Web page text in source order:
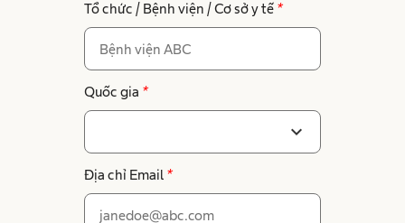
Tổ chức / Bệnh viện / Cơ sở y tế *
Quốc gia *
expand_more
Địa chỉ Email *